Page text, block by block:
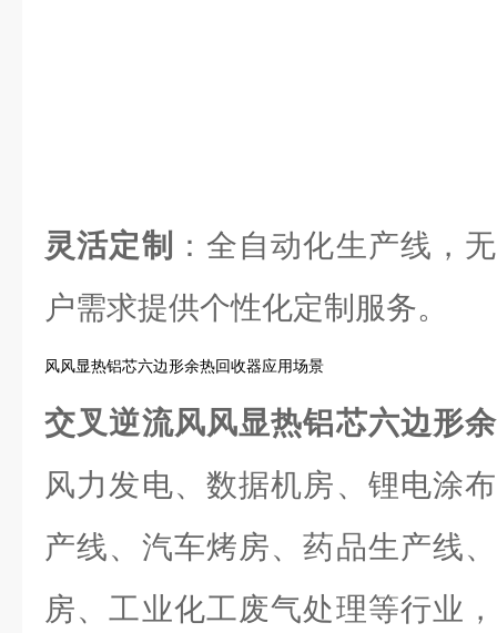
灵活定制
：全自动化生产线，
户需求提供个性化定制服务。
风风显热铝芯六边形余热回收器应用场景
交叉逆流风风显热铝芯六边形
风力发电、数据机房、锂电涂
产线、汽车烤房、药品生产线
房、工业化工废气处理等行业